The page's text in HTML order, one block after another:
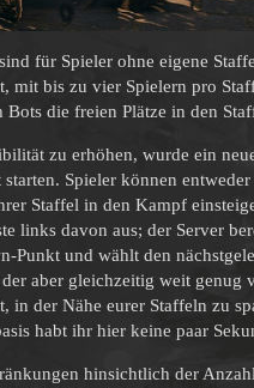
für Spieler ohne eigene
mit bis zu vier Spielern pro
die freien Plätze in den
zu erhöhen, wurde ein
Spieler können
Staffel in den Kampf
links davon aus; der Server
Punkt und wählt den
der aber gleichzeitig weit
in der Nähe eurer Staffeln zu
habt ihr hier keine paar
hinsichtlich der